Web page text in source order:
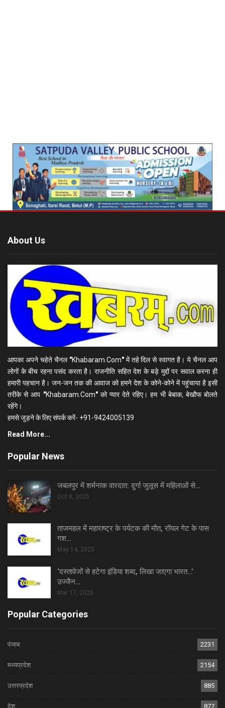
About Us
आपका अपने चहेते चैनल "Khabaram.Com"में तहे दिल से स्वागत है। ये चैनल आप
लोगों के बीच रहना पसंद करता है। राजनीति सहित देश के बड़े मुद्दों पर सवाल करना ही
हमारी पहचान है। जन-जन तक की आवाज को हमने देश के कोने-कोने में पहुंचाया है इसी
तरीके से आप "Khabaram.Com"को प्यार देते रहिए। हम भी बेबाक, बेखौफ बोलते
रहेंगे।
हमसे जुड़ने के लिए संपर्क करें- +91-9424005139
Read More...
Popular News
जबलपुर में शर्मनाक वारदात: दुर्गा जुलूस में महिलाओं से…
Oct 8, 2025
ताजमहल में महाराष्ट्र के पर्यटक की मौत, रॉयल गेट के पास
गश…
May 14, 2025
‘दस्तावेजों से हटेगा इंडिया शब्द, लिखा जाएगा भारत…’
उज्जैन…
Mar 17, 2025
Popular Categories
पंजाब 2231
मध्यप्रदेश 2154
उत्तरप्रदेश 885
देश 877